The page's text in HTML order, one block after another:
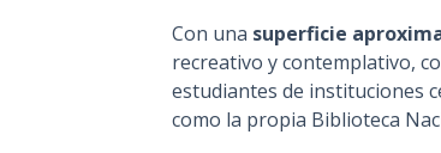
Con una superficie
recreativo y contemplativo,
estudiantes de instituciones
como la propia Biblioteca